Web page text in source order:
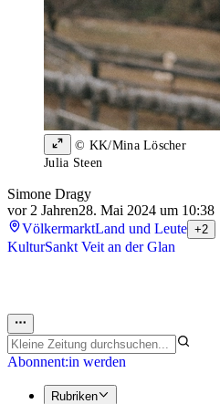
© KK/Mina Löscher
Julia Steen
Simone Dragy
vor 2 Jahren28. Mai 2024 um 10:38
VölkermarktLand und Leute +2
KulturSankt Veit an der Glan
Abonnent:in werden
Rubriken